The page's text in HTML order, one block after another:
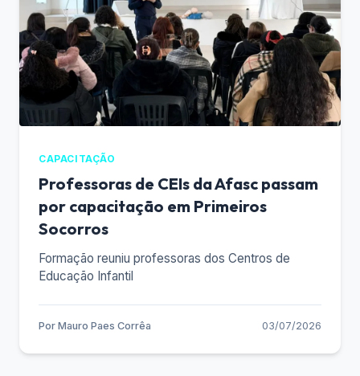
CAPACITAÇÃO
Professoras de CEIs da Afasc passam
por capacitação em Primeiros
Socorros
Formação reuniu professoras dos Centros de
Educação Infantil
Por Mauro Paes Corrêa 03/07/2026